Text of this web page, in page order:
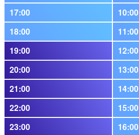
17:00
10:00
18:00
11:00
19:00
12:00
20:00
13:00
21:00
14:00
22:00
15:00
23:00
16:00